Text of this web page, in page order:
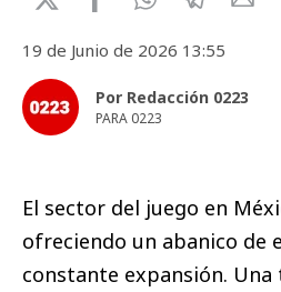
19 de Junio de 2026 13:55
Por Redacción 0223
PARA 0223
El sector del juego en
ofreciendo un abanico de
constante expansión.